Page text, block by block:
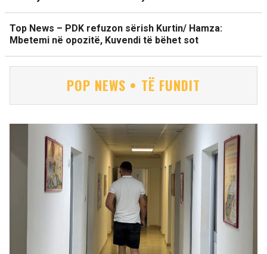
Top News – PDK refuzon sërish Kurtin/ Hamza:
Mbetemi në opozitë, Kuvendi të bëhet sot
POP NEWS • TË FUNDIT